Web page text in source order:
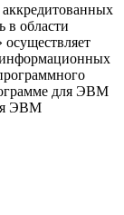
в области
информационных
для ЭВМ
ЭВМ